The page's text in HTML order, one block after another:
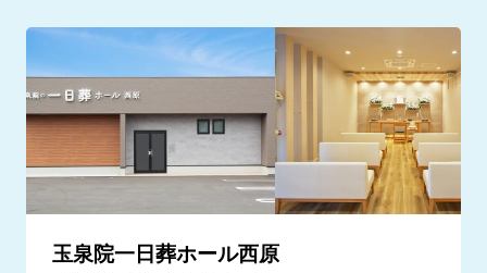
玉泉院一日葬ホール西原